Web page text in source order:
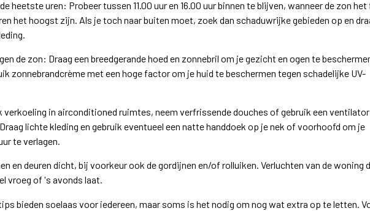
heetste uren: Probeer tussen 11.00 uur en 16.00 uur binnen te blijven, wanneer de zon het
het hoogst zijn. Als je toch naar buiten moet, zoek dan schaduwrijke gebieden op en
de zon: Draag een breedgerande hoed en zonnebril om je gezicht en ogen te
zonnebrandcrème met een hoge factor om je huid te beschermen tegen schadelijke UV-
verkoeling in airconditioned ruimtes, neem verfrissende douches of gebruik een
lichte kleding en gebruik eventueel een natte handdoek op je nek of voorhoofd om je
te verlagen.
en deuren dicht, bij voorkeur ook de gordijnen en/of rolluiken. Verluchten van de woning
vroeg of 's avonds laat.
bieden soelaas voor iedereen, maar soms is het nodig om nog wat extra op te letten.